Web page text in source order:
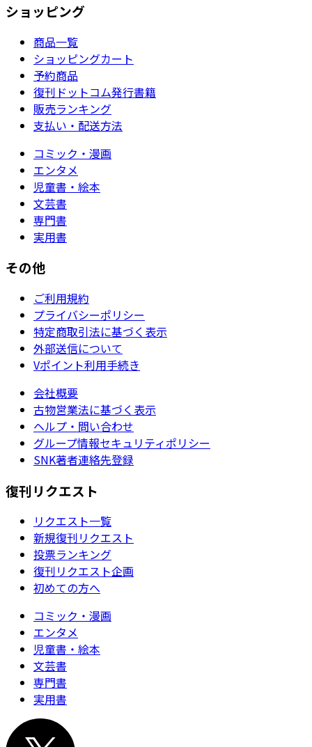
ショッピング
商品一覧
ショッピングカート
予約商品
復刊ドットコム発行書籍
販売ランキング
支払い・配送方法
コミック・漫画
エンタメ
児童書・絵本
文芸書
専門書
実用書
その他
ご利用規約
プライバシーポリシー
特定商取引法に基づく表示
外部送信について
Vポイント利用手続き
会社概要
古物営業法に基づく表示
ヘルプ・問い合わせ
グループ情報セキュリティポリシー
SNK著者連絡先登録
復刊リクエスト
リクエスト一覧
新規復刊リクエスト
投票ランキング
復刊リクエスト企画
初めての方へ
コミック・漫画
エンタメ
児童書・絵本
文芸書
専門書
実用書